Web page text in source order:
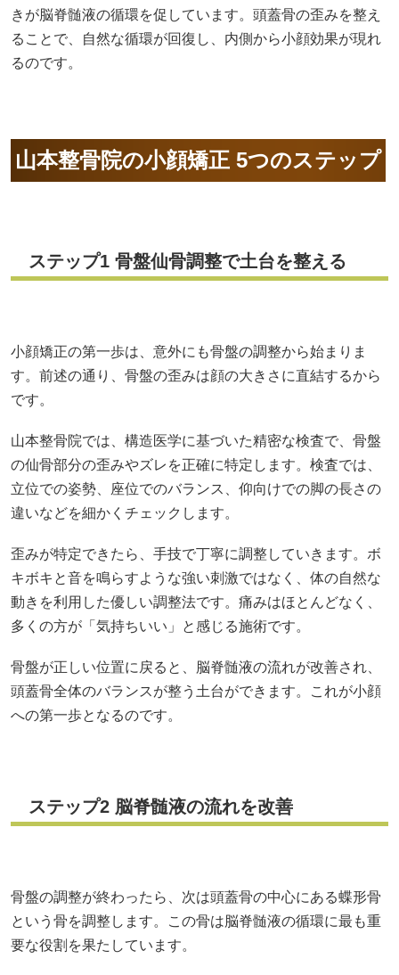
きが脳脊髄液の循環を促しています。頭蓋骨の歪みを整え
ることで、自然な循環が回復し、内側から小顔効果が現れ
るのです。
山本整骨院の小顔矯正 5つのステップ
ステップ1 骨盤仙骨調整で土台を整える
小顔矯正の第一歩は、意外にも骨盤の調整から始まりま
す。前述の通り、骨盤の歪みは顔の大きさに直結するから
です。
山本整骨院では、構造医学に基づいた精密な検査で、骨盤
の仙骨部分の歪みやズレを正確に特定します。検査では、
立位での姿勢、座位でのバランス、仰向けでの脚の長さの
違いなどを細かくチェックします。
歪みが特定できたら、手技で丁寧に調整していきます。ボ
キボキと音を鳴らすような強い刺激ではなく、体の自然な
動きを利用した優しい調整法です。痛みはほとんどなく、
多くの方が「気持ちいい」と感じる施術です。
骨盤が正しい位置に戻ると、脳脊髄液の流れが改善され、
頭蓋骨全体のバランスが整う土台ができます。これが小顔
への第一歩となるのです。
ステップ2 脳脊髄液の流れを改善
骨盤の調整が終わったら、次は頭蓋骨の中心にある蝶形骨
という骨を調整します。この骨は脳脊髄液の循環に最も重
要な役割を果たしています。